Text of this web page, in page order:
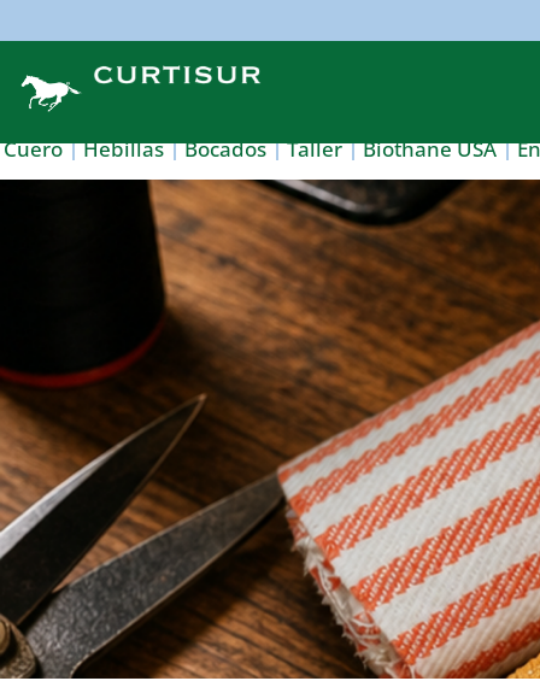
Cuero Hebillas Bocados Taller Biothane USA